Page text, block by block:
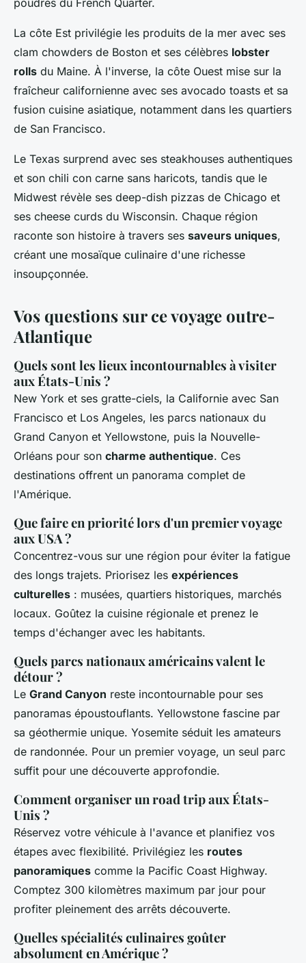
poudrés du French Quarter.
La côte Est privilégie les produits de la mer avec ses
clam chowders de Boston et ses célèbres lobster
rolls du Maine. À l'inverse, la côte Ouest mise sur la
fraîcheur californienne avec ses avocado toasts et sa
fusion cuisine asiatique, notamment dans les quartiers
de San Francisco.
Le Texas surprend avec ses steakhouses authentiques
et son chili con carne sans haricots, tandis que le
Midwest révèle ses deep-dish pizzas de Chicago et
ses cheese curds du Wisconsin. Chaque région
raconte son histoire à travers ses saveurs uniques,
créant une mosaïque culinaire d'une richesse
insoupçonnée.
Vos questions sur ce voyage outre-
Atlantique
Quels sont les lieux incontournables à visiter
aux États-Unis ?
New York et ses gratte-ciels, la Californie avec San
Francisco et Los Angeles, les parcs nationaux du
Grand Canyon et Yellowstone, puis la Nouvelle-
Orléans pour son charme authentique. Ces
destinations offrent un panorama complet de
l'Amérique.
Que faire en priorité lors d'un premier voyage
aux USA ?
Concentrez-vous sur une région pour éviter la fatigue
des longs trajets. Priorisez les expériences
culturelles : musées, quartiers historiques, marchés
locaux. Goûtez la cuisine régionale et prenez le
temps d'échanger avec les habitants.
Quels parcs nationaux américains valent le
détour ?
Le Grand Canyon reste incontournable pour ses
panoramas époustouflants. Yellowstone fascine par
sa géothermie unique. Yosemite séduit les amateurs
de randonnée. Pour un premier voyage, un seul parc
suffit pour une découverte approfondie.
Comment organiser un road trip aux États-
Unis ?
Réservez votre véhicule à l'avance et planifiez vos
étapes avec flexibilité. Privilégiez les routes
panoramiques comme la Pacific Coast Highway.
Comptez 300 kilomètres maximum par jour pour
profiter pleinement des arrêts découverte.
Quelles spécialités culinaires goûter
absolument en Amérique ?